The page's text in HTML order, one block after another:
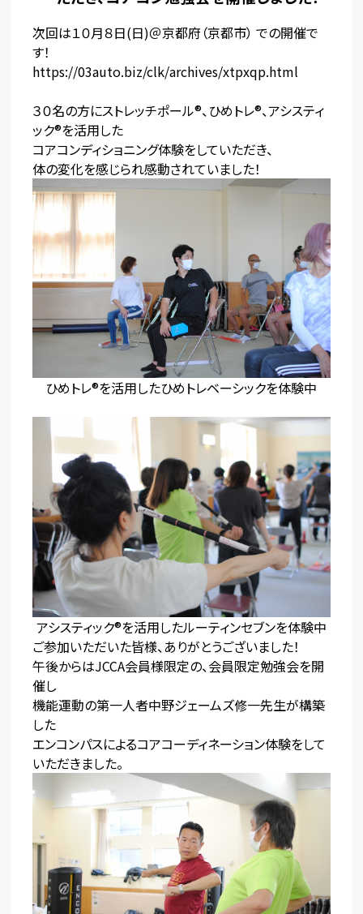
次回は１０月８日(日)＠京都府（京都市） での開催で
す！
https://03auto.biz/clk/archives/xtpxqp.html
３０名の方にストレッチポール®、ひめトレ®、アシスティ
ック®を活用した
コアコンディショニング体験をしていただき、
体の変化を感じられ感動されていました！
ひめトレ®を活用したひめトレベーシックを体験中
アシスティック®を活用したルーティンセブンを体験中
ご参加いただいた皆様、ありがとうございました！
午後からはJCCA会員様限定の、会員限定勉強会を開
催し
機能運動の第一人者中野ジェームズ修一先生が構築
した
エンコンパスによるコアコーディネーション体験をして
いただきました。